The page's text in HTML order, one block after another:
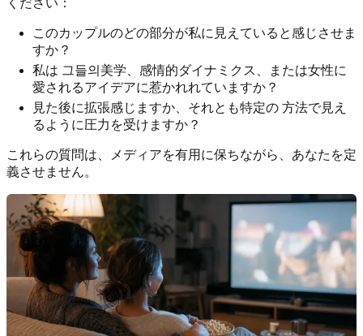
このカップルのどの部分が私に見えていると感じさせま
すか？
私は 그들의美学、感情的ダイナミクス、または女性に
愛されるアイデアに惹かれれていますか？
見た後に拡張感じますか、それとも特定の 方法で見え
るように圧力を受けますか？
これらの質問は、メディアを有用に保ちながら、あなたを定
義させません。